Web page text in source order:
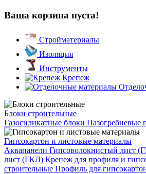
Ваша корзина пуста!
Стройматериалы
Изоляция
Инструменты
Крепеж
Блоки строительные
Газосиликатные блоки
Гипсокартон и листовые материалы
Аквапанели Гипсоволокнистый лист
лист (ГКЛ) Крепеж для профиля и
строительные Профиль для